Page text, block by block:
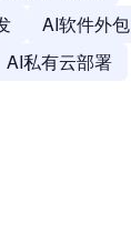
AI软件外包
AI私有云部署